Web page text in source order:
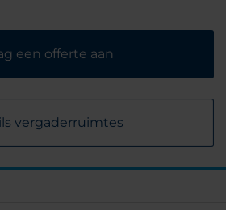
een offerte aan
vergaderruimtes